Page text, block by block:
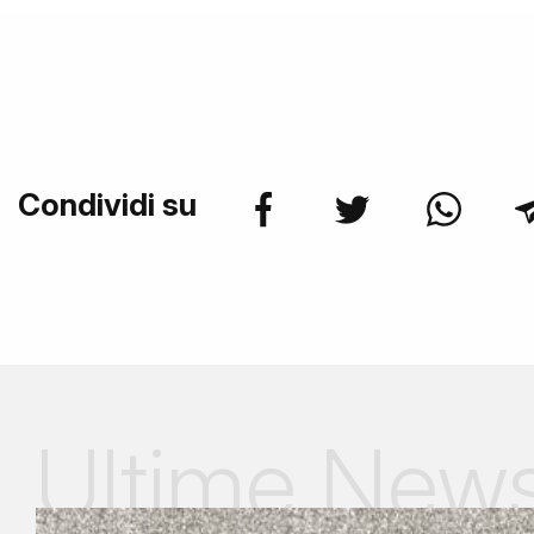
Condividi su
Ultime